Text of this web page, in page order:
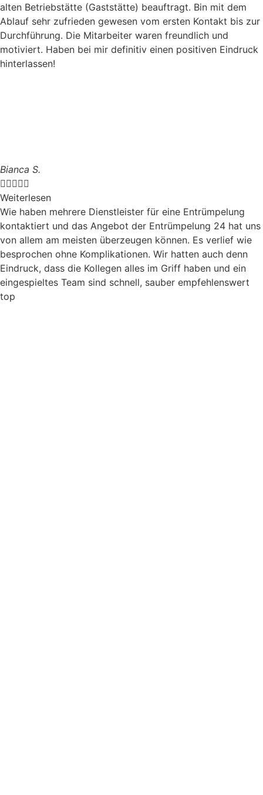
alten Betriebstätte (Gaststätte) beauftragt. Bin mit dem
Ablauf sehr zufrieden gewesen vom ersten Kontakt bis zur
Durchführung. Die Mitarbeiter waren freundlich und
motiviert. Haben bei mir definitiv einen positiven Eindruck
hinterlassen!
Bianca S.

Weiterlesen
Wie haben mehrere Dienstleister für eine Entrümpelung
kontaktiert und das Angebot der Entrümpelung 24 hat uns
von allem am meisten überzeugen können. Es verlief wie
besprochen ohne Komplikationen. Wir hatten auch denn
Eindruck, dass die Kollegen alles im Griff haben und ein
eingespieltes Team sind schnell, sauber empfehlenswert
top